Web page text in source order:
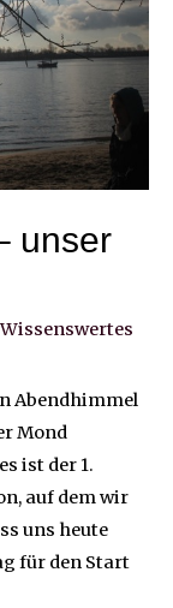
unser
Wissenswertes
Abendhimmel
Mond
ist der 1.
auf dem wir
uns heute
für den Start